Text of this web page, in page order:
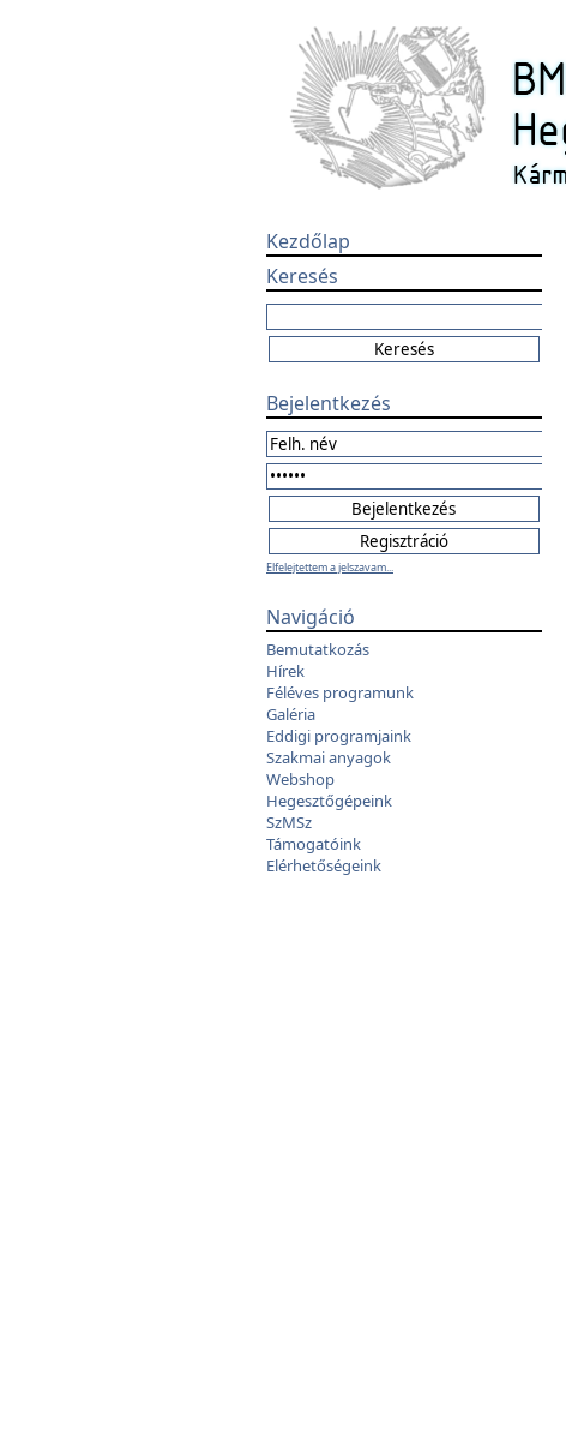
Kezdőlap
Keresés
Bejelentkezés
Elfelejtettem a jelszavam...
Navigáció
Bemutatkozás
Hírek
Féléves programunk
Galéria
Eddigi programjaink
Szakmai anyagok
Webshop
Hegesztőgépeink
SzMSz
Támogatóink
Elérhetőségeink